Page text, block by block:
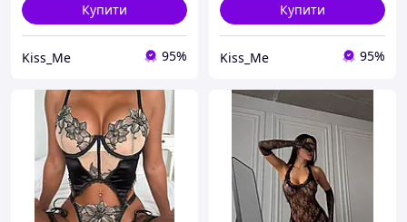
Купити
Kiss_Me 95%
Купити
Kiss_Me 95%